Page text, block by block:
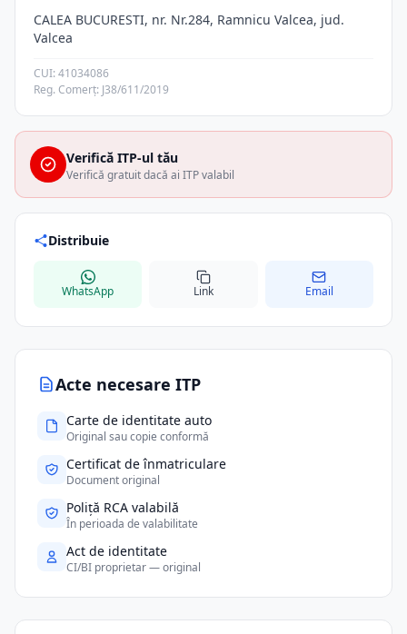
Acte necesare ITP
Carte de identitate auto
Original sau copie conformă
Certificat de înmatriculare
Document original
Poliță RCA valabilă
În perioada de valabilitate
Act de identitate
CI/BI proprietar — original
CALEA BUCURESTI, nr. Nr.284, Ramnicu Valcea, jud.
Valcea
CUI: 41034086
Reg. Comerț: J38/611/2019
Verifică ITP-ul tău
Verifică gratuit dacă ai ITP valabil
Distribuie
WhatsApp Link Email